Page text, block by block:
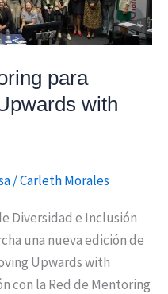
para
with
/Carleth Morales
Diversidad e Inclusión
una nueva edición de
Upwards with
con la Red de Mentoring